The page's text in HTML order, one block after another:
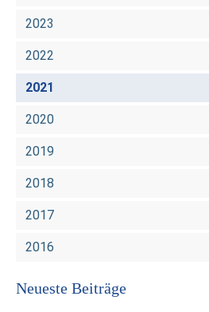
2023
2022
2021
2020
2019
2018
2017
2016
Neueste Beiträge